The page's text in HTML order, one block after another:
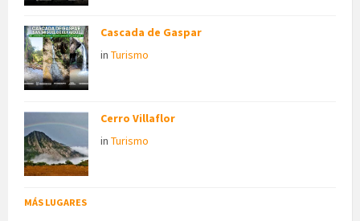
Cascada de Gaspar
in Turismo
Cerro Villaflor
in Turismo
MÁS LUGARES